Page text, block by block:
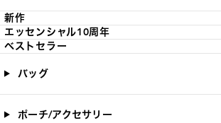
新作
エッセンシャル10周年
ベストセラー
バッグ
ポーチ/アクセサリー